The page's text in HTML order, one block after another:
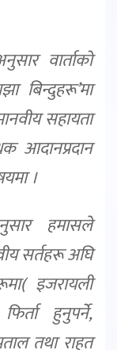
वार्ताको
बिन्दुहरू’मा
सहायता
आदानप्रदान
।
हमासले
सर्तहरू अघि
इजरायली
हुनुपर्ने,
तथा राहत